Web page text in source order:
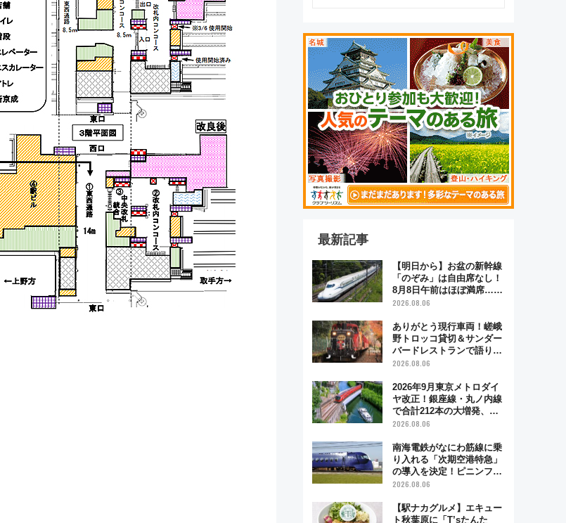
最新記事
【明日から】お盆の新幹線
「のぞみ」は自由席なし！
8月8日午前はほぼ満席…で
も数時間ズラせば空きが見
「空席」探しのコツ
2026.08.06
ありがとう現行車両！嵯峨
野トロッコ貸切＆サンダー
バードレストランで語り合
う秋の京都 斉藤雪乃＆福
日「京都の鉄道満喫ツア
ー」開催
2026.08.06
2026年9月東京メトロダイ
ヤ改正！銀座線・丸ノ内線
で合計212本の大増発、混
雑緩和に期待
2026.08.06
南海電鉄がなにわ筋線に乗
り入れる「次期空港特急」
の導入を決定！ピニンファ
リーナによる日本初の鉄道
2026.08.06
【駅ナカグルメ】エキュー
ト秋葉原に「T’sたんた